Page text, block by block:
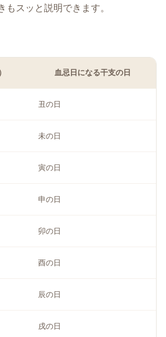
もスッと説明できます。
血忌日になる干支の日
丑の日
未の日
寅の日
申の日
卯の日
酉の日
辰の日
戌の日